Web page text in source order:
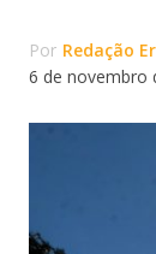
Por Redação
6 de novembro